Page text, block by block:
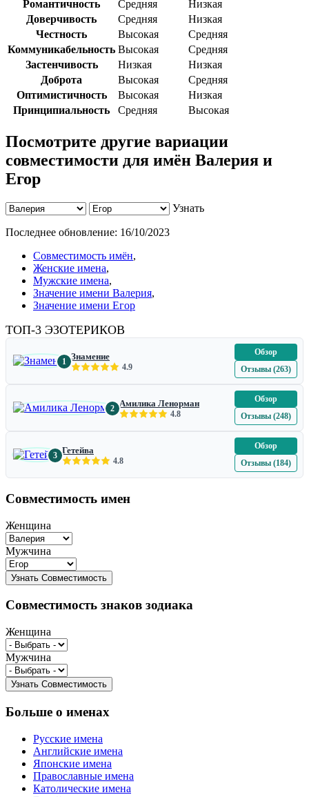
Романтичность Средняя
Низкая
Доверчивость
Средняя
Низкая
Честность
Высокая
Средняя
Коммуникабельность Высокая
Средняя
Застенчивость
Низкая
Низкая
Доброта
Высокая
Средняя
Оптимистичность
Высокая
Низкая
Принципиальность
Средняя Высокая
Посмотрите другие вариации
совместимости для имён Валерия и
Егор
Узнать
Последнее обновление: 16/10/2023
Совместимость имён,
Женские имена,
Мужские имена,
Значение имени Валерия,
Значение имени Егор
ТОП-3 ЭЗОТЕРИКОВ
1 Знамение
4.9
Обзор
Отзывы (263)
2 Амилика Ленорман
4.8
Обзор
Отзывы (248)
3 Гетейва
4.8
Обзор
Отзывы (184)
Совместимость имен
Женщина
Мужчина
Совместимость знаков зодиака
Женщина
Мужчина
Больше о именах
Русские имена
Английские имена
Японские имена
Православные имена
Католические имена